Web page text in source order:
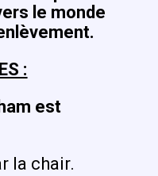
le monde
:
est
la chair.